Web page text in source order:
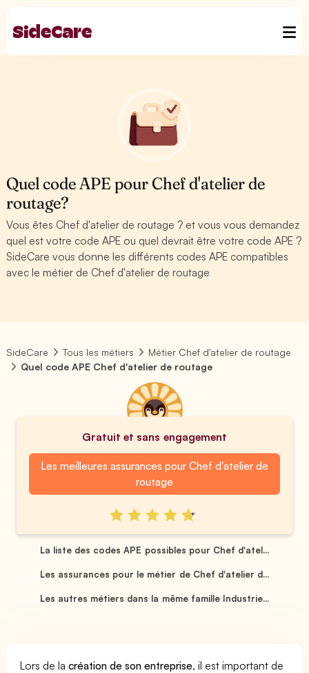
Quel code APE pour Chef d'atelier de
routage?
Vous êtes Chef d'atelier de routage ? et vous vous demandez
quel est votre code APE ou quel devrait être votre code APE ?
SideCare vous donne les différents codes APE compatibles
avec le métier de Chef d'atelier de routage
SideCare Tous les métiers
Métier Chef d'atelier de routage
Quel code APE Chef d'atelier de routage
Gratuit et sans engagement
Les meilleures assurances pour Chef d'atelier de
routage
La liste des codes APE possibles pour Chef d'atel...
Les assurances pour le métier de Chef d'atelier d...
Les autres métiers dans la même famille Industrie...
Lors de lacréation de son entreprise, il est important de